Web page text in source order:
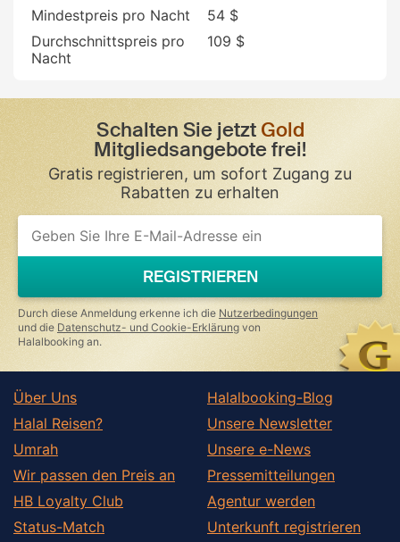
Mindestpreis pro Nacht
54 $
Durchschnittspreis pro
Nacht
109 $
Schalten Sie jetzt Gold
Mitgliedsangebote frei!
Gratis registrieren, um sofort Zugang zu
Rabatten zu erhalten
If
you
ignore
this
field
REGISTRIEREN
Durch diese Anmeldung erkenne ich die Nutzerbedingungen
und die Datenschutz- und Cookie-Erklärung von
Halalbooking an.
Über Uns
Halal Reisen?
Umrah
Wir passen den Preis an
HB Loyalty Club
Status-Match
Halalbooking-Blog
Unsere Newsletter
Unsere e-News
Pressemitteilungen
Agentur werden
Unterkunft registrieren